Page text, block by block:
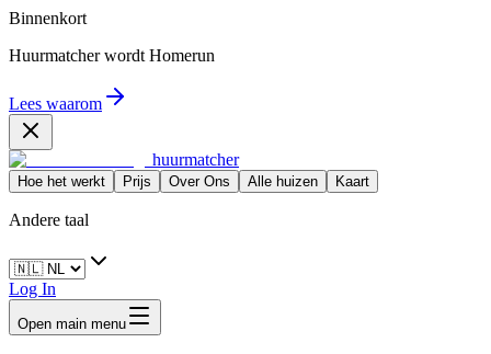
Binnenkort
Huurmatcher wordt Homerun
Lees waarom
huurmatcher
Hoe het werkt Prijs Over Ons Alle huizen Kaart
Andere taal
Log In
Open main menu